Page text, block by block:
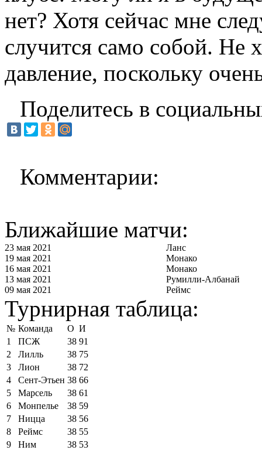
нет? Хотя сейчас мне
случится само собой. Не
давление, поскольку
Поделитесь в
Комментарии:
Ближайшие матчи:
23 мая 2021
Ланс
19 мая 2021
Монако
16 мая 2021
Монако
13 мая 2021
Румилли-Албанай
09 мая 2021
Реймс
Турнирная таблица:
№ Команда О И
1
ПСЖ 38 91
2
Лилль 38 75
3
Лион 38 72
4
Сент-Этьен 38 66
5
Марсель 38 61
6
Монпелье 38 59
7
Ницца 38 56
8
Реймс 38 55
9
Ним 38 53